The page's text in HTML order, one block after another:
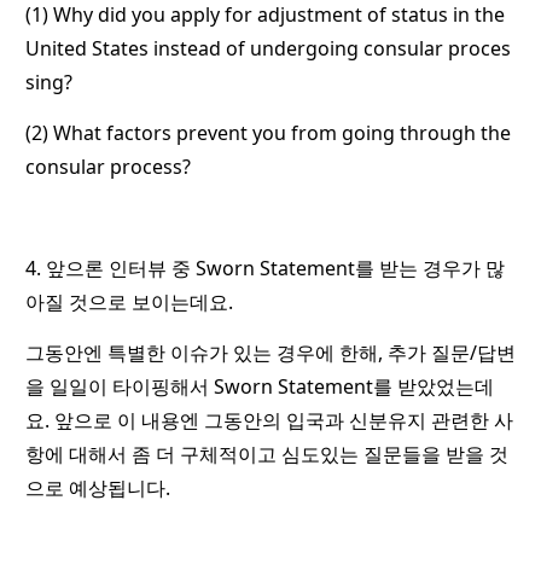
(1) Why did you apply for adjustment of status in the
United States instead of undergoing consular proces
sing?
(2) What factors prevent you from going through the
consular process?
4. 앞으론 인터뷰 중 Sworn Statement를 받는 경우가 많
아질 것으로 보이는데요.
그동안엔 특별한 이슈가 있는 경우에 한해, 추가 질문/답변
을 일일이 타이핑해서 Sworn Statement를 받았었는데
요. 앞으로 이 내용엔 그동안의 입국과 신분유지 관련한 사
항에 대해서 좀 더 구체적이고 심도있는 질문들을 받을 것
으로 예상됩니다.